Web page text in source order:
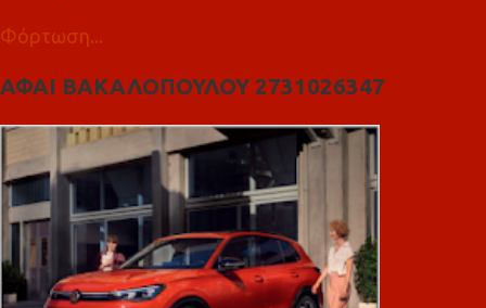
Φόρτωση...
ΑΦΑΙ ΒΑΚΑΛΟΠΟΥΛΟΥ 2731026347